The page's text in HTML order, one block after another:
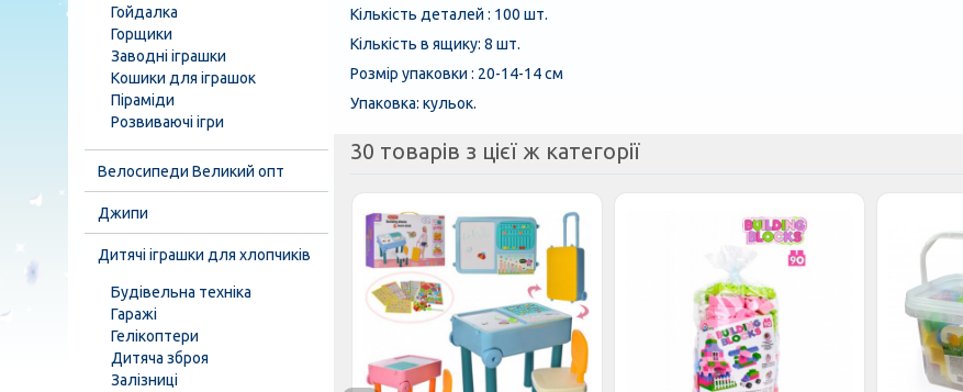
Кількість деталей : 100 шт.
Кількість в ящику: 8 шт.
Розмір упаковки : 20-14-14 см
Упаковка: кульок.
30 товарів з цієї ж категорії
Гойдалка
Горщики
Заводні іграшки
Кошики для іграшок
Піраміди
Розвиваючі ігри
Велосипеди Великий опт
Джипи
Дитячі іграшки для хлопчиків
Будівельна техніка
Гаражі
Гелікоптери
Дитяча зброя
Залізниці